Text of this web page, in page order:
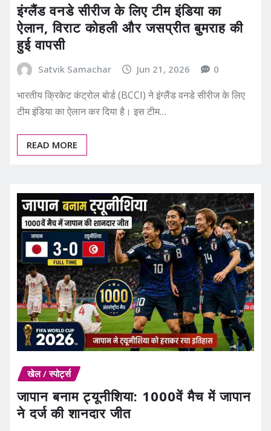
इंग्लैंड वनडे सीरीज के लिए टीम इंडिया का
ऐलान, विराट कोहली और जसप्रीत बुमराह की
हुई वापसी
Satvik Samachar Jun 21, 2026 0
भारतीय क्रिकेट कंट्रोल बोर्ड (BCCI) ने इंग्लैंड वनडे सीरीज के लिए
टीम इंडिया का ऐलान कर दिया है। इस टीम…
READ MORE
खेल / स्पोर्ट्स
जापान बनाम ट्यूनीशिया: 1000वें मैच में जापान
ने दर्ज की शानदार जीत